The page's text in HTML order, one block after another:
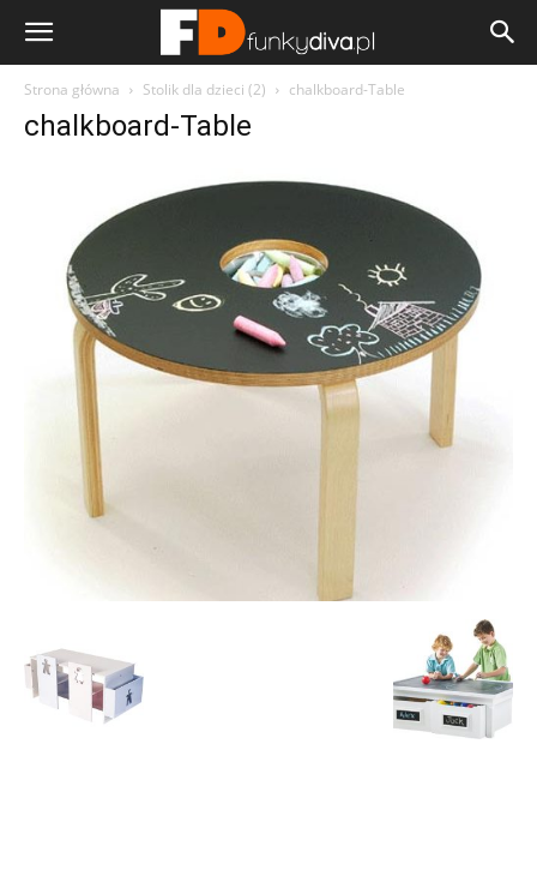
Strona główna Stolik dla dzieci (2) chalkboard-Table
chalkboard-Table